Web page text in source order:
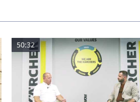
50:32